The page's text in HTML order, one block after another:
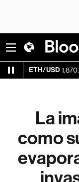
1,870.173 +0.14%
La
como